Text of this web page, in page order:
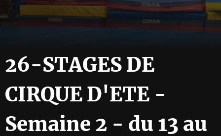
26-STAGES DE
CIRQUE D'ETE -
Semaine 2 - du 13 au